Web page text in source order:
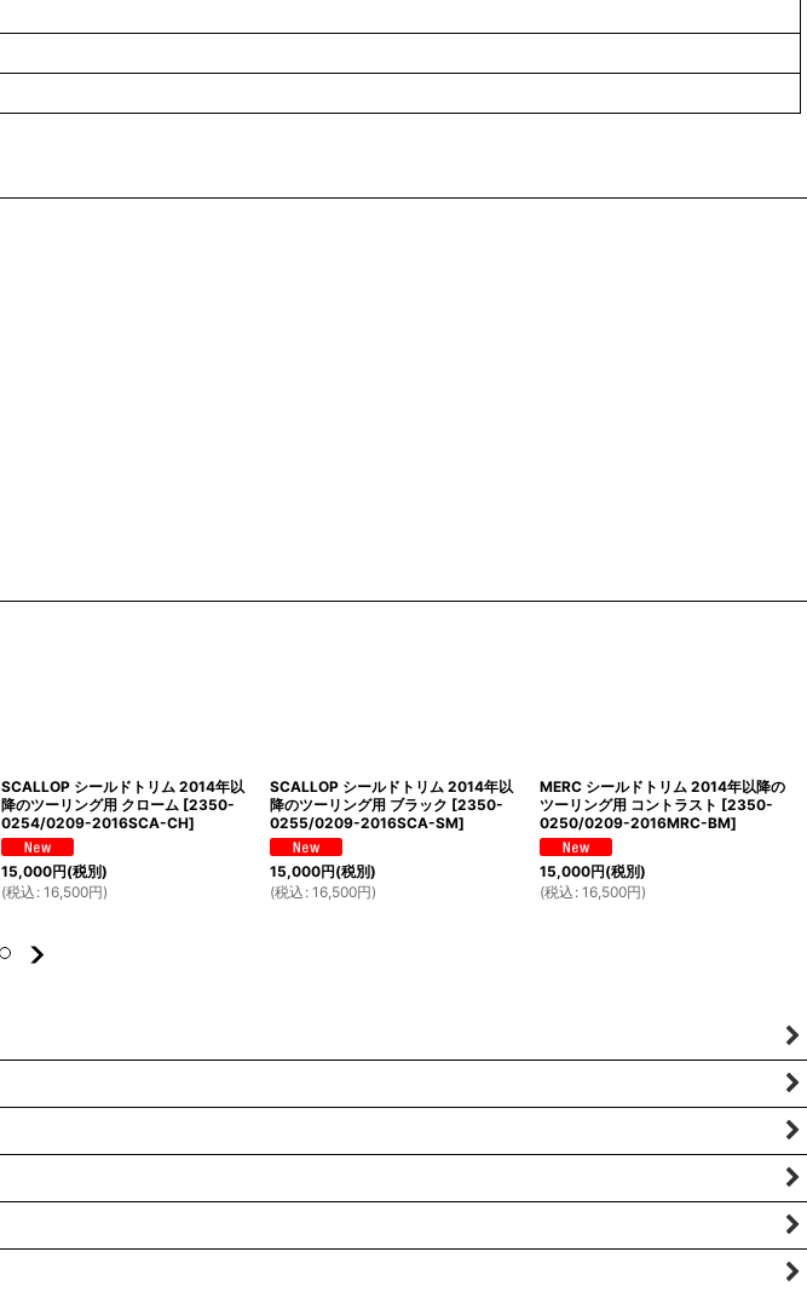
SCALLOP シールドトリム 2014年以
降のツーリング用 クローム [2350-
0254/0209-2016SCA-CH]
15,000円(税別)
(税込 : 16,500円)
SCALLOP シールドトリム 2014年以
降のツーリング用 ブラック [2350-
0255/0209-2016SCA-SM]
15,000円(税別)
(税込 : 16,500円)
MERC シールドトリム 2014年以降の
ツーリング用 コントラスト [2350-
0250/0209-2016MRC-BM]
15,000円(税別)
(税込 : 16,500円)